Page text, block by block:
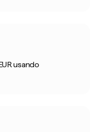
usando